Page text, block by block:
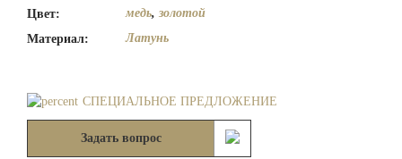
Цвет:
медь, золотой
Материал:
Латунь
СПЕЦИАЛЬНОЕ ПРЕДЛОЖЕНИЕ
Задать вопрос